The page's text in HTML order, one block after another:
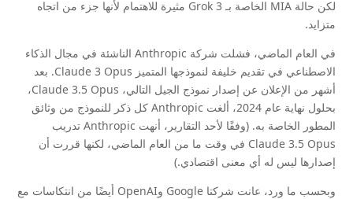
لكن حالة MIA الخاصة بـ Grok 3 مثيرة للاهتمام لأنها جزء من اتجاه
متزايد.
في العام الماضي، فشلت شركة Anthropic الناشئة في مجال الذكاء
الاصطناعي في تقديم خليفة لنموذجها المتميز Claude 3 Opus. بعد
أشهر من الإعلان عن إصدار نموذج الجيل التالي، Claude 3.5 Opus،
بحلول نهاية عام 2024، ألغت Anthropic كل ذكر للنموذج من وثائق
المطور الخاصة به. (وفقًا لأحد التقارير، أنهت Anthropic تدريب
Claude 3.5 Opus في وقت ما من العام الماضي، لكنها قررت أن
إصدارها ليس له أي معنى اقتصادي.)
وبحسب ما ورد، عانت شركتا Google وOpenAI أيضًا من انتكاسات مع